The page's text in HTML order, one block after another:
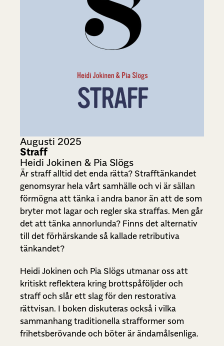
Augusti 2025
Straff
Heidi Jokinen & Pia Slögs
Är straff alltid det enda rätta? Strafftänkandet
genomsyrar hela vårt samhälle och vi är sällan
förmögna att tänka i andra banor än att de som
bryter mot lagar och regler ska straffas. Men går
det att tänka annorlunda? Finns det alternativ
till det förhärskande så kallade retributiva
tänkandet?
Heidi Jokinen och Pia Slögs utmanar oss att
kritiskt reflektera kring brottspåföljder och
straff och slår ett slag för den restorativa
rättvisan. I boken diskuteras också i vilka
sammanhang traditionella strafformer som
frihetsberövande och böter är ändamålsenliga.